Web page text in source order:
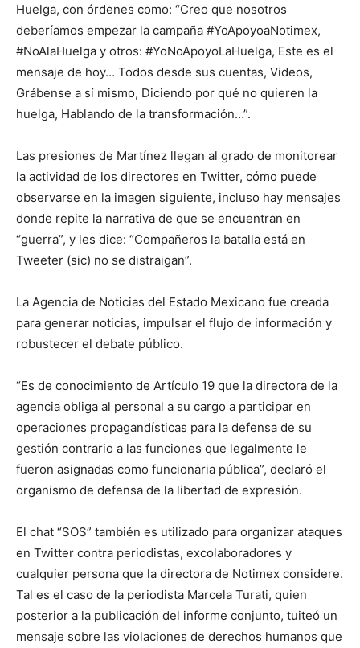
Huelga, con órdenes como: “Creo que nosotros
deberíamos empezar la campaña #YoApoyoaNotimex,
#NoAlaHuelga y otros: #YoNoApoyoLaHuelga, Este es el
mensaje de hoy… Todos desde sus cuentas, Videos,
Grábense a sí mismo, Diciendo por qué no quieren la
huelga, Hablando de la transformación…”.
Las presiones de Martínez llegan al grado de monitorear
la actividad de los directores en Twitter, cómo puede
observarse en la imagen siguiente, incluso hay mensajes
donde repite la narrativa de que se encuentran en
“guerra”, y les dice: “Compañeros la batalla está en
Tweeter (sic) no se distraigan”.
La Agencia de Noticias del Estado Mexicano fue creada
para generar noticias, impulsar el flujo de información y
robustecer el debate público.
“Es de conocimiento de Artículo 19 que la directora de la
agencia obliga al personal a su cargo a participar en
operaciones propagandísticas para la defensa de su
gestión contrario a las funciones que legalmente le
fueron asignadas como funcionaria pública”, declaró el
organismo de defensa de la libertad de expresión.
El chat “SOS” también es utilizado para organizar ataques
en Twitter contra periodistas, excolaboradores y
cualquier persona que la directora de Notimex considere.
Tal es el caso de la periodista Marcela Turati, quien
posterior a la publicación del informe conjunto, tuiteó un
mensaje sobre las violaciones de derechos humanos que